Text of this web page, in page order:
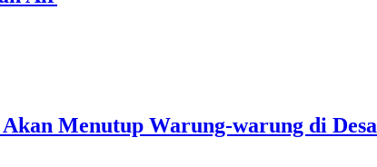
Menutup Warung-warung di Desa